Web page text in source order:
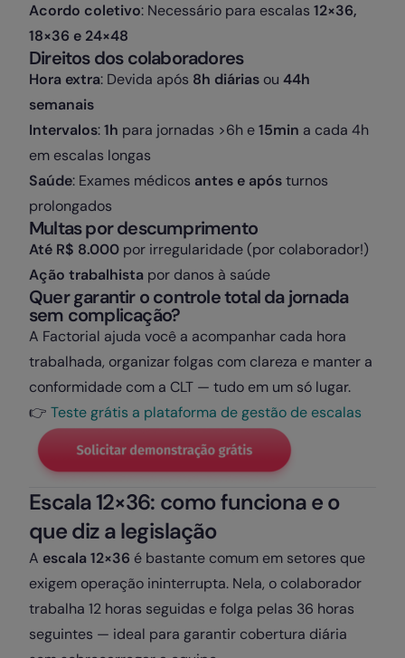
Acordo coletivo: Necessário para escalas 12×36,
18×36 e 24×48
Direitos dos colaboradores
Hora extra: Devida após 8h diárias ou 44h
semanais
Intervalos:1h para jornadas >6h e15min a cada 4h
em escalas longas
Saúde: Exames médicos antes e apósturnos
prolongados
Multas por descumprimento
Até R$ 8.000 por irregularidade (por colaborador!)
Ação trabalhista por danos à saúde
Quer garantir o controle total da jornada
sem complicação?
A Factorial ajuda você a acompanhar cada hora
trabalhada, organizar folgas com clareza e manter a
conformidade com a CLT — tudo em um só lugar.
👉 Teste grátis a plataforma de gestão de escalas
Escala 12×36: como funciona e o
que diz a legislação
A escala 12×36 é bastante comum em setores que
exigem operação ininterrupta. Nela, o colaborador
trabalha 12 horas seguidas e folga pelas 36 horas
seguintes — ideal para garantir cobertura diária